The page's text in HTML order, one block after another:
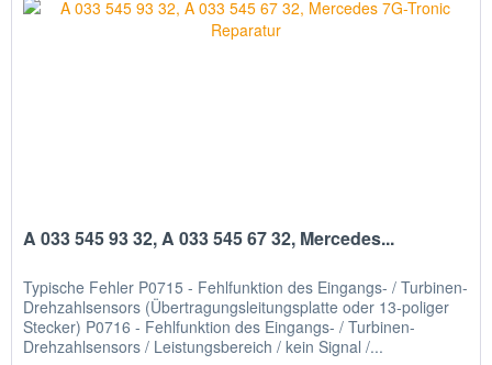
A 033 545 93 32, A 033 545 67 32, Mercedes...
Typische Fehler P0715 - Fehlfunktion des Eingangs- / Turbinen-
Drehzahlsensors (Übertragungsleitungsplatte oder 13-poliger
Stecker) P0716 - Fehlfunktion des Eingangs- / Turbinen-
Drehzahlsensors / Leistungsbereich / kein Signal /...